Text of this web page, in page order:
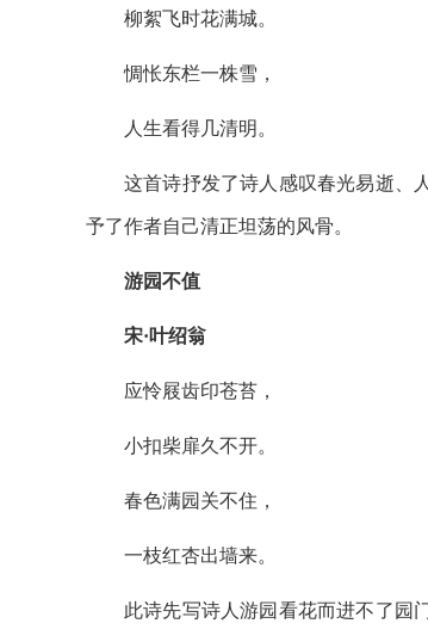
柳絮飞时花满城。
惆怅东栏一株雪，
人生看得几清明。
这首诗抒发了诗人感叹春光易逝、
予了作者自己清正坦荡的风骨。
游园不值
宋·叶绍翁
应怜屐齿印苍苔，
小扣柴扉久不开。
春色满园关不住，
一枝红杏出墙来。
此诗先写诗人游园看花而进不了园